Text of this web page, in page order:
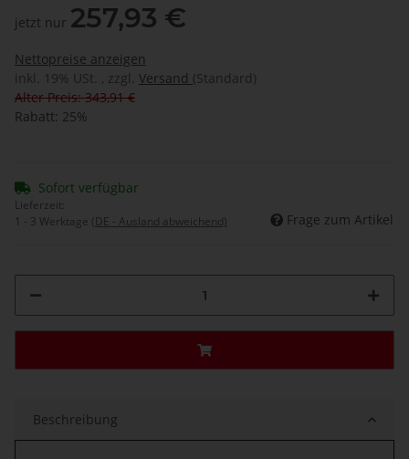
jetzt nur 257,93 €
Nettopreise anzeigen
inkl. 19% USt. , zzgl. Versand (Standard)
Alter Preis: 343,91 €
Rabatt: 25%
Sofort verfügbar
Lieferzeit:
1 - 3 Werktage (DE - Ausland abweichend) Frage zum Artikel
Beschreibung